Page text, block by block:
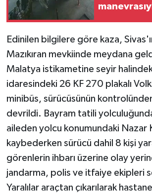
Edinilen bilgilere göre kaza,
Mazıkıran mevkiinde meydana
Malatya istikametine seyir
idaresindeki 26 KF 270 plakalı
minibüs, sürücüsünün
devrildi. Bayram tatili
aileden yolcu konumundaki Nazar
kaybederken sürücü dahil 8 kişi
görenlerin ihbarı üzerine olay
jandarma, polis ve itfaiye ekipleri
Yaralılar araçtan çıkarılarak